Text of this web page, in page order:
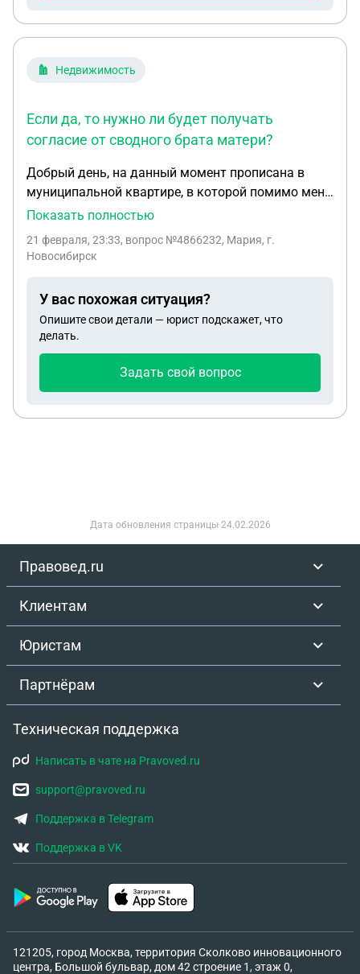
Недвижимость
Если да, то нужно ли будет получать
согласие от сводного брата матери?
Добрый день, на данный момент прописана в
муниципальной квартире, в которой помимо меня
прописана моя мать и сводный брат матери,могу
какое то время прописаться обратно?если да, то
Показать полностью
21 февраля, 23:33, вопрос №4866232, Мария, г.
Новосибирск
У вас похожая ситуация?
Опишите свои детали — юрист подскажет, что
делать.
Задать свой вопрос
Дата обновления страницы 24.02.2026
Правовед.ru
Клиентам
Юристам
Партнёрам
Техническая поддержка
Написать в чате на Pravoved.ru
support@pravoved.ru
Поддержка в Telegram
Поддержка в VK
121205, город Москва, территория Сколково инновационного
центра, Большой бульвар, дом 42 строение 1, этаж 0,